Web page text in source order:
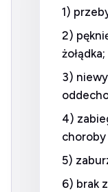
1)
2)
żołądka;
3)
4)
5)
6) brak